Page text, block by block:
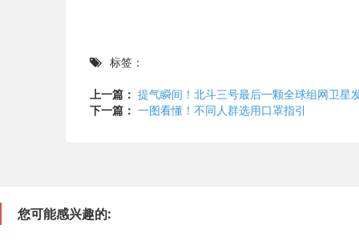
标签：
上一篇： 提气瞬间！北斗三号最后一颗全球组网卫星
下一篇： 一图看懂！不同人群选用口罩指引
您可能感兴趣的: